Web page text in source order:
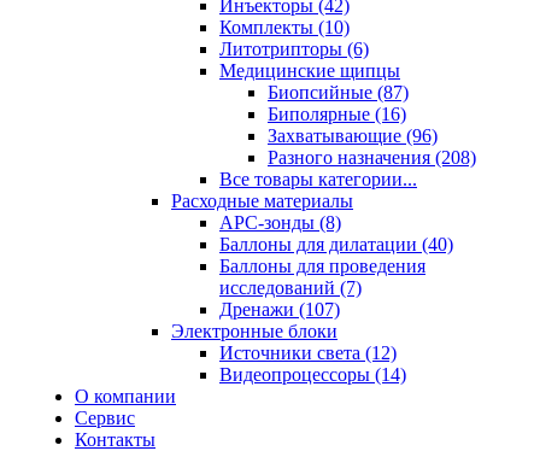
Инъекторы (42)
Комплекты (10)
Литотрипторы (6)
Медицинские щипцы
Биопсийные (87)
Биполярные (16)
Захватывающие (96)
Разного назначения (208)
Все товары категории...
Расходные материалы
АРС-зонды (8)
Баллоны для дилатации (40)
Баллоны для проведения
исследований (7)
Дренажи (107)
Электронные блоки
Источники света (12)
Видеопроцессоры (14)
О компании
Сервис
Контакты